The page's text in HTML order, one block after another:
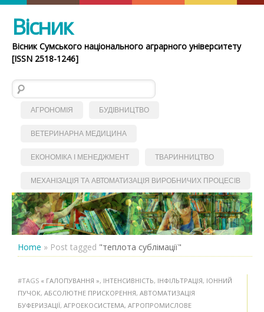
Вісник
Вісник Сумського національного аграрного університету
[ISSN 2518-1246]
Пошук:
АГРОНОМІЯ БУДІВНИЦТВО
ВЕТЕРИНАРНА МЕДИЦИНА
ЕКОНОМІКА І МЕНЕДЖМЕНТ ТВАРИННИЦТВО
МЕХАНІЗАЦІЯ ТА АВТОМАТИЗАЦІЯ ВИРОБНИЧИХ ПРОЦЕСІВ
Home » Post tagged "теплота сублімації"
#TAGS « ГАЛОПУВАННЯ », ІНТЕНСИВНІСТЬ, ІНФІЛЬТРАЦІЯ, ІОННИЙ
ПУЧОК, АБСОЛЮТНЕ ПРИСКОРЕННЯ, АВТОМАТИЗАЦІЯ
БУФЕРИЗАЦІЇ, АГРОЕКОСИСТЕМА, АГРОПРОМИСЛОВЕ